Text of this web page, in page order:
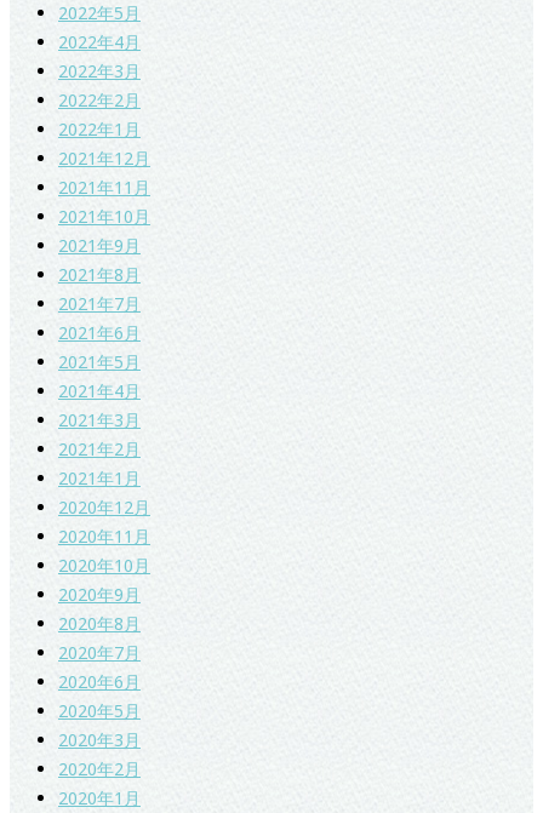
2022年5月
2022年4月
2022年3月
2022年2月
2022年1月
2021年12月
2021年11月
2021年10月
2021年9月
2021年8月
2021年7月
2021年6月
2021年5月
2021年4月
2021年3月
2021年2月
2021年1月
2020年12月
2020年11月
2020年10月
2020年9月
2020年8月
2020年7月
2020年6月
2020年5月
2020年3月
2020年2月
2020年1月